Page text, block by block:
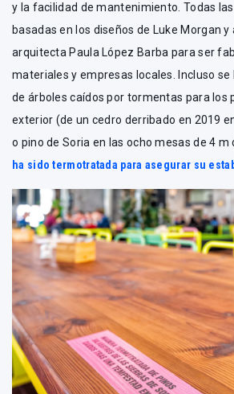
y la facilidad de mantenimiento. Todas
basadas en los diseños de Luke Morgan
arquitecta Paula López Barba para ser
materiales y empresas locales. Incluso
de árboles caídos por tormentas para los
exterior (de un cedro derribado en 2019
o pino de Soria en las ocho mesas de 4 m
ha sido termotratada para asegurar su